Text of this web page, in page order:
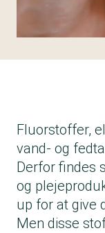
Fluorstoffer,
vand- og
Derfor findes
og
up for at give
Men disse